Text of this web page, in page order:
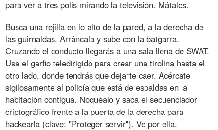
para ver a tres polis mirando la televisión. Mátalos.
Busca una rejilla en lo alto de la pared, a la derecha de
las guirnaldas. Arráncala y sube con la batgarra.
Cruzando el conducto llegarás a una sala llena de SWAT.
Usa el garfio teledirigido para crear una tirolina hasta el
otro lado, donde tendrás que dejarte caer. Acércate
sigilosamente al policía que está de espaldas en la
habitación contigua. Noquéalo y saca el secuenciador
criptográfico frente a la puerta de la derecha para
hackearla (clave: "Proteger servir"). Ve por ella.